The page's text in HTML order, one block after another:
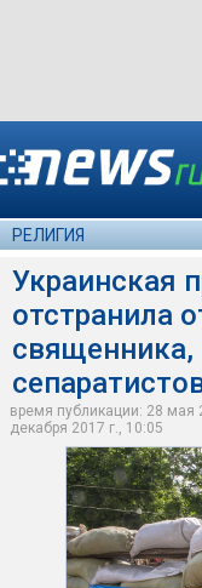
РЕЛИГИЯ
Украинская
отстранила
время публикации: 28 мая
декабря 2017 г., 10:05